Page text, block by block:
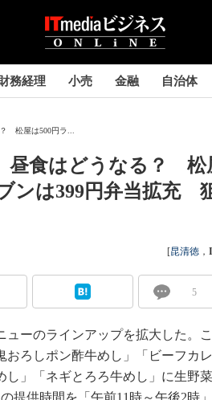
務経理 小売 金融 自治体
松屋は500円ラ...
昼食はどうなる？ 松
ンは399円弁当拡充
[昆清徳 ，
5
ーのラインアップを拡大した。
ろしポン酢牛めし」「ビーフカレ
」「ネギとろろ牛めし」に生野
提供時間を「午前11時～午後2時